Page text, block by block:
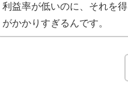
利益率が低いのに、それを
がかかりすぎるんです。